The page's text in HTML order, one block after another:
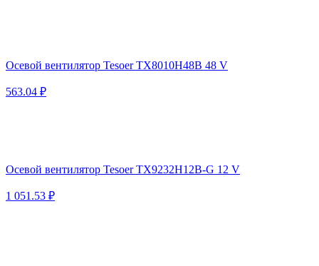
Осевой вентилятор Tesoer TX8010H48B 48 V
563.04 ₽
Осевой вентилятор Tesoer TX9232H12B-G 12 V
1 051.53 ₽